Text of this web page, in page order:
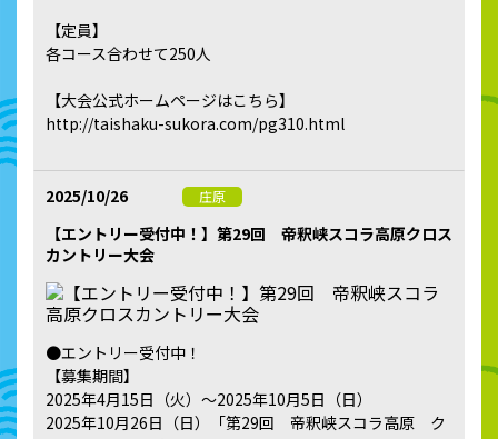
【定員】
各コース合わせて250人
【大会公式ホームページはこちら】
http://taishaku-sukora.com/pg310.html
2025/10/26 庄原
【エントリー受付中！】第29回 帝釈峡スコラ高原クロス
カントリー大会
●エントリー受付中！
【募集期間】
2025年4月15日（火）～2025年10月5日（日）
2025年10月26日（日）「第29回 帝釈峡スコラ高原 ク